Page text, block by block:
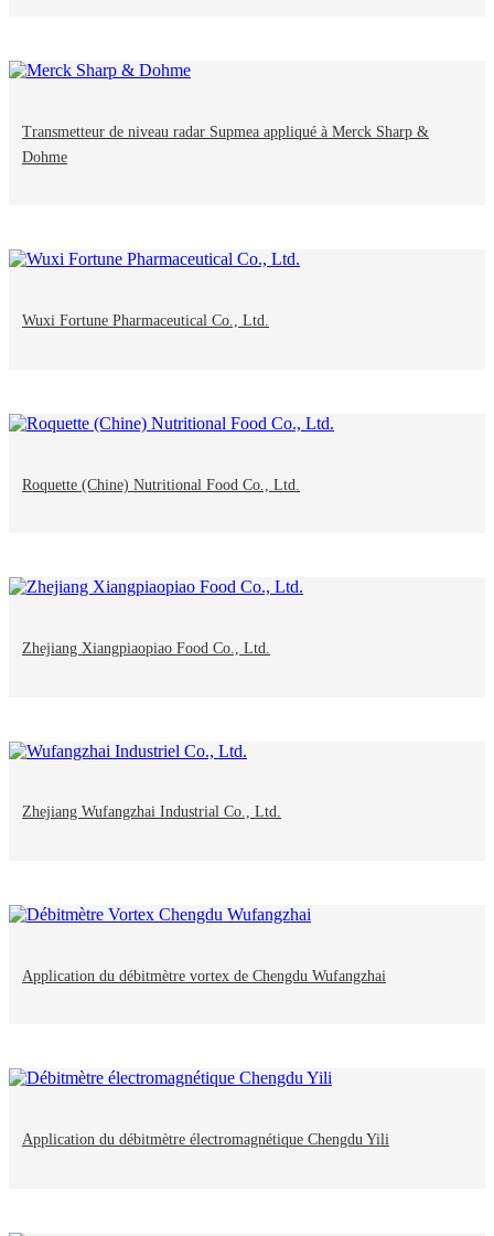
Transmetteur de niveau radar Supmea appliqué à Merck Sharp &
Dohme
Wuxi Fortune Pharmaceutical Co., Ltd.
Roquette (Chine) Nutritional Food Co., Ltd.
Zhejiang Xiangpiaopiao Food Co., Ltd.
Zhejiang Wufangzhai Industrial Co., Ltd.
Application du débitmètre vortex de Chengdu Wufangzhai
Application du débitmètre électromagnétique Chengdu Yili